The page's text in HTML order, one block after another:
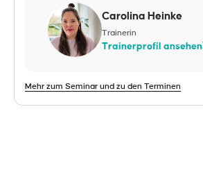
Carolina Heinke
Trainerin
Trainerprofil ansehen
Mehr zum Seminar und zu den Terminen